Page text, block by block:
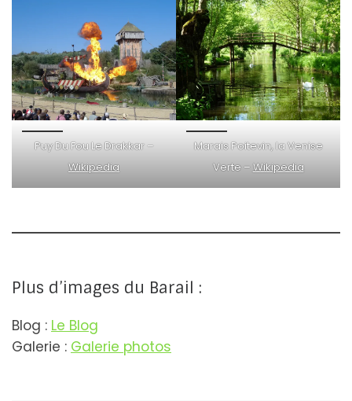
Puy Du Fou Le Drakkar –
Wikipedia
Marais Poitevin, la Venise
Verte –Wikipedia
Plus d’images du Barail :
Blog : Le Blog
Galerie : Galerie photos